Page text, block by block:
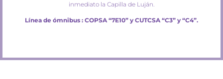
inmediato la Capilla de Luján.
Línea de ómnibus : COPSA “7E10” y CUTCSA “C3” y “C4”.